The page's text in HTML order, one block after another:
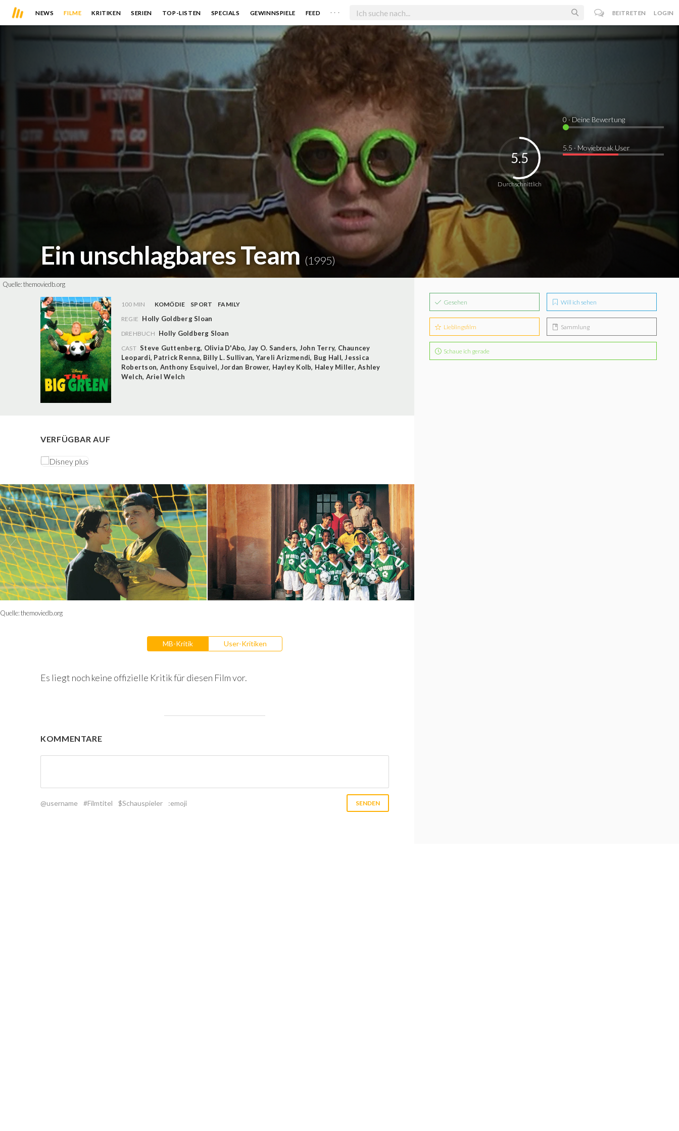
NEWS FILME KRITIKEN SERIEN TOP-LISTEN SPECIALS GEWINNSPIELE FEED . . . BEITRETEN LOGIN
Ein unschlagbares Team (1995)
Durchschnittlich
5.5
0· Deine Bewertung
5.5 · Moviebreak User
Quelle:themoviedb.org
100 MIN KOMÖDIE SPORT
FAMILY
REGIE Holly Goldberg Sloan
DREHBUCH Holly Goldberg Sloan
CAST Steve Guttenberg, Olivia D'Abo, Jay O. Sanders, John Terry, Chauncey
Leopardi, Patrick Renna, Billy L. Sullivan,Yareli Arizmendi, Bug Hall,Jessica
Robertson, Anthony Esquivel, Jordan Brower, Hayley Kolb, Haley Miller,Ashley
Welch, Ariel Welch
VERFÜGBAR AUF
Quelle:themoviedb.org
MB-Kritik User-Kritiken
Es liegt noch keine offizielle Kritik für diesen Film vor.
KOMMENTARE
@username #Filmtitel $Schauspieler :emoji
Gesehen Will ich sehen
Lieblingsfilm Sammlung
Schaue ich gerade